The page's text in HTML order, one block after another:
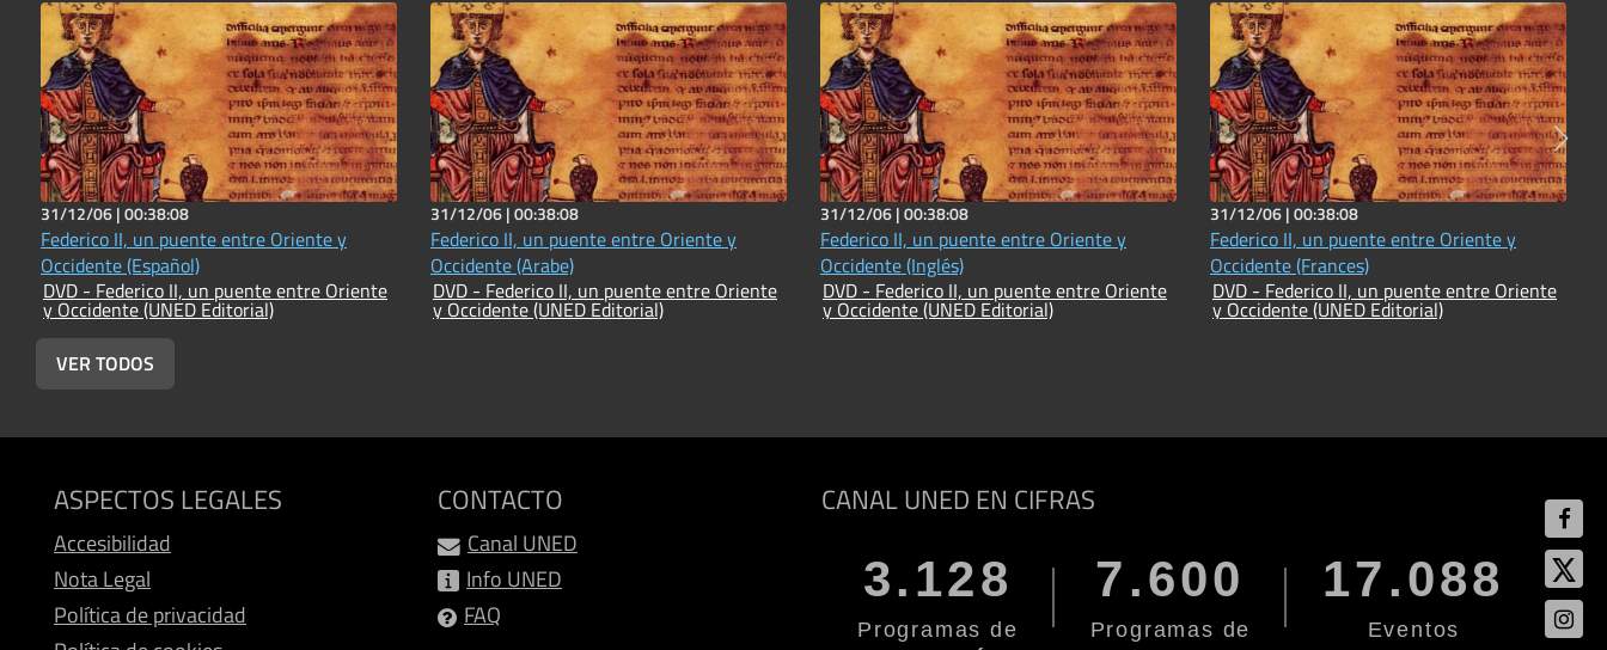
31/12/06 |00:38:08
Federico II, un puente entre Oriente y
Occidente (Español)
DVD - Federico II, un puente entre Oriente
y Occidente (UNED Editorial)
31/12/06 |00:38:08
Federico II, un puente entre Oriente y
Occidente (Arabe)
DVD - Federico II, un puente entre Oriente
y Occidente (UNED Editorial)
31/12/06 |00:38:08
Federico II, un puente entre Oriente y
Occidente (Inglés)
DVD - Federico II, un puente entre Oriente
y Occidente (UNED Editorial)
31/12/06 |00:38:08
Federico II, un puente entre Oriente y
Occidente (Frances)
DVD - Federico II, un puente entre Oriente
y Occidente (UNED Editorial)
VER TODOS
ASPECTOS LEGALES
Accesibilidad
Nota Legal
Política de privacidad
CONTACTO
Canal UNED
Info UNED
FAQ
CANAL UNED EN CIFRAS
3.128
Programas de
7.600
Programas de
17.088
Eventos